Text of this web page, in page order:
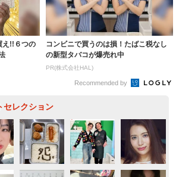
え!!６つの
コンビニで買うのは損！たばこ税なし
の新型タバコが爆売れ中
PR(株式会社HAL)
Recommended by
セレクション